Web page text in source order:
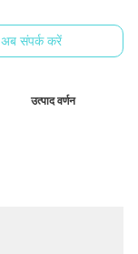
अब संपर्क करें
उत्पाद वर्णन